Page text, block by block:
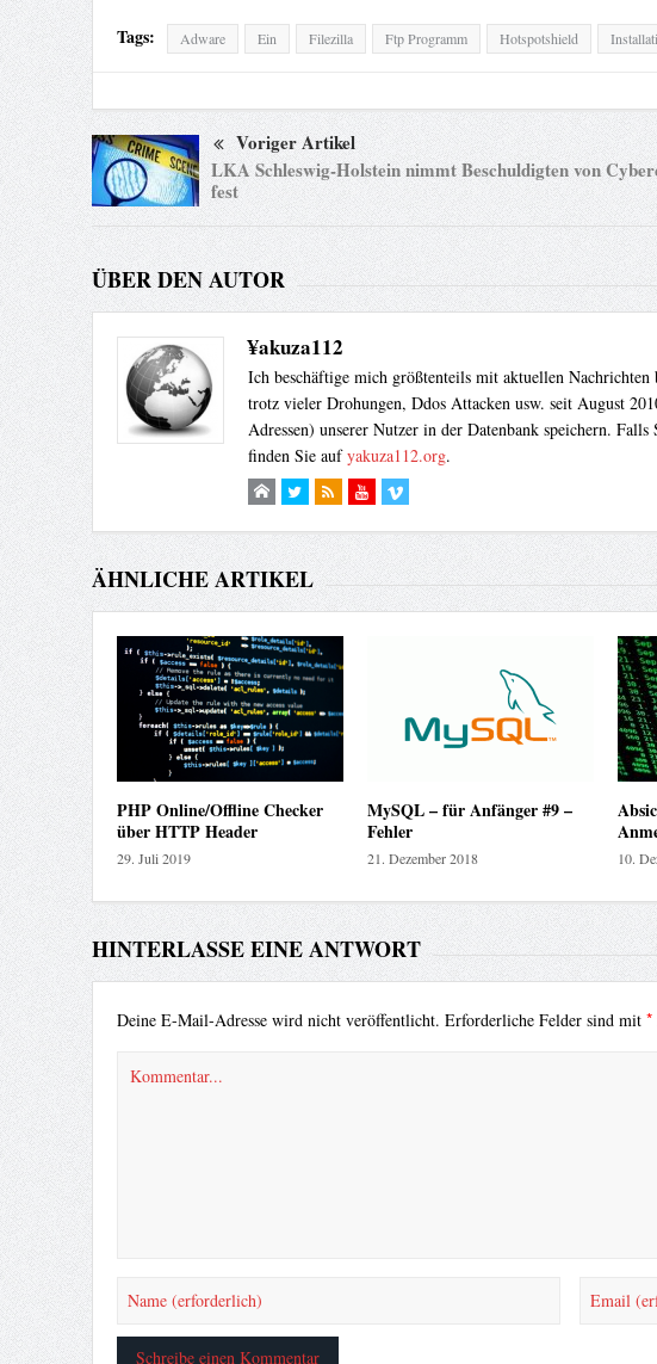
Tags: Adware Ein Filezilla Ftp Programm Hotspotshield
Voriger Artikel
LKA Schleswig-Holstein nimmt Beschuldigten von
fest
ÜBER DEN AUTOR
¥akuza112
Ich beschäftige mich größtenteils mit aktuellen
trotz vieler Drohungen, Ddos Attacken usw. seit August
Adressen) unserer Nutzer in der Datenbank speichern.
finden Sie aufyakuza112.org.
ÄHNLICHE ARTIKEL
PHP Online/Offline Checker
über HTTP Header
29. Juli 2019
MySQL – für Anfänger #9 –
Fehler
21. Dezember 2018 10.
HINTERLASSE EINE ANTWORT
Deine E-Mail-Adresse wird nicht veröffentlicht. Erforderliche Felder sind mit *